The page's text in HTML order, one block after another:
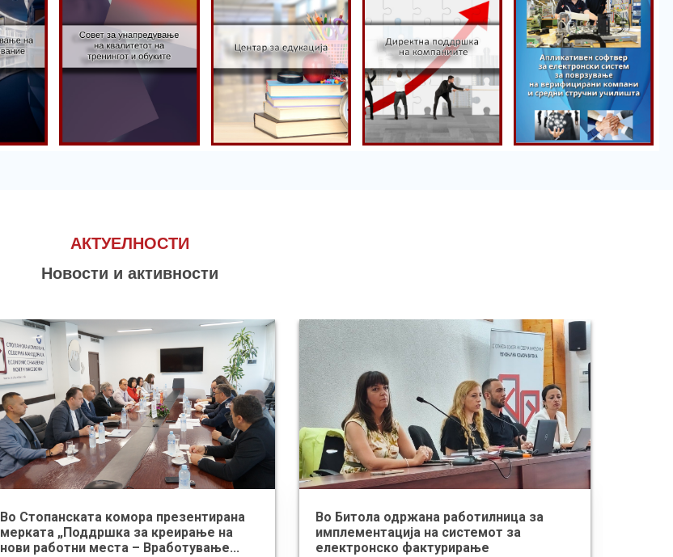
Совет за
АКТУЕЛНОСТИ
Новости и активности
Во Стопанската комора презентирана
мерката „Поддршка за креирање на
нови работни места – Вработување...
Во Битола одржана работилница за
имплементација на системот за
електронско фактурирање